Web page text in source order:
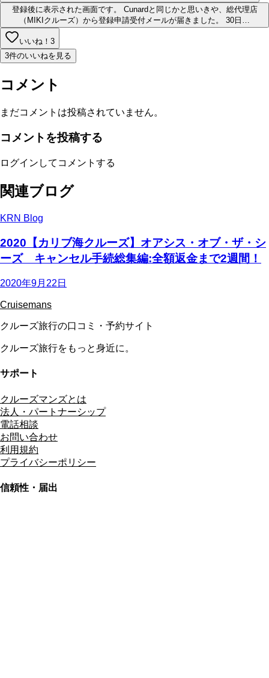
登録後に表示された画面です。 Cunardと同じかと思いきや、総代理店
（MIKIクルーズ）から登録申請受付メールが届きました。 30日…
いいね！ 3
3件のいいねを見る
コメント
まだコメントは投稿されていません。
コメントを投稿する
ログインしてコメントする
関連ブログ
KRN Blog
2020【カリブ海クルーズ】オアシス・オブ・ザ・シ
ーズ キャンセル手続総集編:全額返金まで2週間！
2020年9月22日
Cruisemans
クルーズ旅行の口コミ・予約サイト
クルーズ旅行をもっと身近に。
サポート
クルーズマンズとは
法人・パートナーシップ
電話相談
お問い合わせ
利用規約
プライバシーポリシー
信頼性・届出